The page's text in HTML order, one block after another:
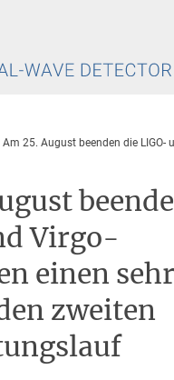
Am 25. August beenden die LIGO- und Virgo-Detektoren einen sehr
Virgo-
einen sehr
zweiten